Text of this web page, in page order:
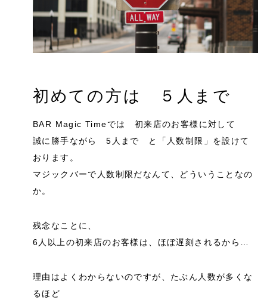
初めての方は ５人まで
BAR Magic Timeでは 初来店のお客様に対して
誠に勝手ながら 5人まで と「人数制限」を設けて
おります。
マジックバーで人数制限だなんて、どういうことなの
か。
残念なことに、
6人以上の初来店のお客様は、ほぼ遅刻されるから…
理由はよくわからないのですが、たぶん人数が多くな
るほど